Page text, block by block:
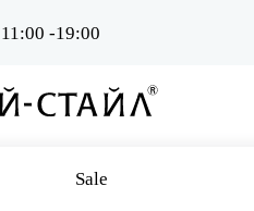
11:00 -19:00
Sale